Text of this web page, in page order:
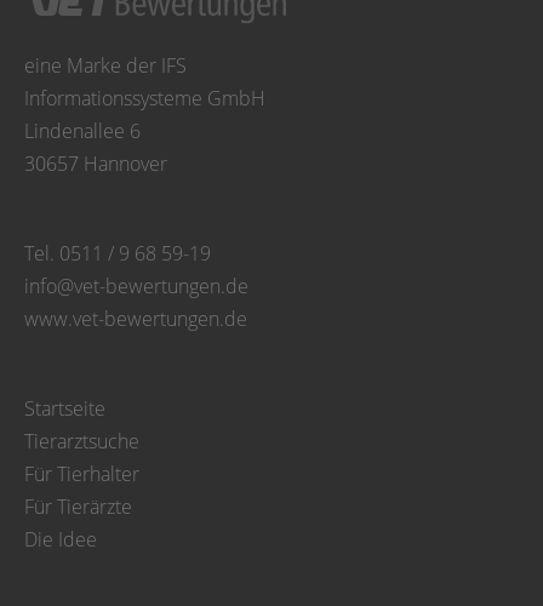
eine Marke der IFS
Informationssysteme GmbH
Lindenallee 6
30657 Hannover
Tel. 0511 / 9 68 59-19
info@vet-bewertungen.de
www.vet-bewertungen.de
Startseite
Tierarztsuche
Für Tierhalter
Für Tierärzte
Die Idee